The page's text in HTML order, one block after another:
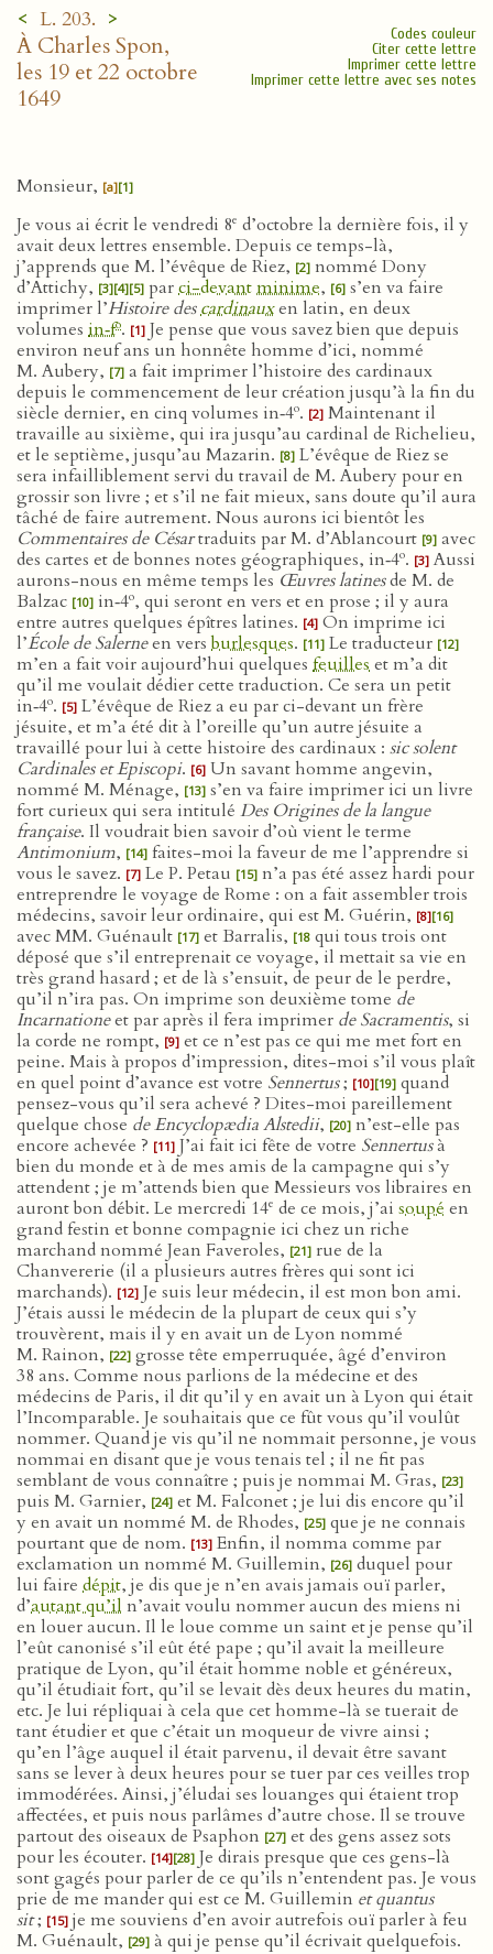
< L. 203. >
À Charles Spon,
les 19 et 22 octobre
1649
Codes couleur
Citer cette lettre
Imprimer cette lettre
Imprimer cette lettre avec ses notes
Monsieur, [a][1]
Je vous ai écrit le vendredi 8e d’octobre la dernière fois, il y
avait deux lettres ensemble. Depuis ce temps-là,
j’apprends que M. l’évêque de Riez, [2] nommé Dony
d’Attichy, [3][4][5] parci-devantminime, [6] s’en va faire
imprimer l’Histoire descardinauxen latin, en deux
volumes in‑fo. [1] Je pense que vous savez bien que depuis
environ neuf ans un honnête homme d’ici, nommé
M. Aubery, [7] a fait imprimer l’histoire des cardinaux
depuis le commencement de leur création jusqu’à la fin du
siècle dernier, en cinq volumes in‑4o. [2] Maintenant il
travaille au sixième, qui ira jusqu’au cardinal de Richelieu,
et le septième, jusqu’au Mazarin. [8] L’évêque de Riez se
sera infailliblement servi du travail de M. Aubery pour en
grossir son livre ; et s’il ne fait mieux, sans doute qu’il aura
tâché de faire autrement. Nous aurons ici bientôt les
Commentaires de Césartraduits par M. d’Ablancourt [9] avec
des cartes et de bonnes notes géographiques, in‑4o. [3] Aussi
aurons-nous en même temps les Œuvres latinesde M. de
Balzac [10] in‑4o, qui seront en vers et en prose ; il y aura
entre autres quelques épîtres latines. [4] On imprime ici
l’École de Salerneen versburlesques. [11] Le traducteur [12]
m’en a fait voir aujourd’hui quelques feuilleset m’a dit
qu’il me voulait dédier cette traduction. Ce sera un petit
in‑4o. [5] L’évêque de Riez a eu par ci-devant un frère
jésuite, et m’a été dit à l’oreille qu’un autre jésuite a
travaillé pour lui à cette histoire des cardinaux : sic solent
Cardinales et Episcopi. [6] Un savant homme angevin,
nommé M. Ménage, [13] s’en va faire imprimer ici un livre
fort curieux qui sera intitulé Des Origines de la langue
française. Il voudrait bien savoir d’où vient le terme
Antimonium, [14] faites-moi la faveur de me l’apprendre si
vous le savez. [7] Le P. Petau [15] n’a pas été assez hardi pour
entreprendre le voyage de Rome : on a fait assembler trois
médecins, savoir leur ordinaire, qui est M. Guérin, [8][16]
avec MM. Guénault [17] et Barralis, [18 qui tous trois ont
déposé que s’il entreprenait ce voyage, il mettait sa vie en
très grand hasard ; et de là s’ensuit, de peur de le perdre,
qu’il n’ira pas. On imprime son deuxième tome de
Incarnationeet par après il fera imprimer de Sacramentis, si
la corde ne rompt, [9] et ce n’est pas ce qui me met fort en
peine. Mais à propos d’impression, dites-moi s’il vous plaît
en quel point d’avance est votre Sennertus; [10][19] quand
pensez-vous qu’il sera achevé ? Dites-moi pareillement
quelque chose de Encyclopædia Alstedii, [20] n’est-elle pas
encore achevée ? [11] J’ai fait ici fête de votre Sennertusà
bien du monde et à de mes amis de la campagne qui s’y
attendent ; je m’attends bien que Messieurs vos libraires en
auront bon débit. Le mercredi 14e de ce mois, j’ai soupé en
grand festin et bonne compagnie ici chez un riche
marchand nommé Jean Faveroles, [21] rue de la
Chanvererie (il a plusieurs autres frères qui sont ici
marchands). [12] Je suis leur médecin, il est mon bon ami.
J’étais aussi le médecin de la plupart de ceux qui s’y
trouvèrent, mais il y en avait un de Lyon nommé
M. Rainon, [22] grosse tête emperruquée, âgé d’environ
38 ans. Comme nous parlions de la médecine et des
médecins de Paris, il dit qu’il y en avait un à Lyon qui était
l’Incomparable. Je souhaitais que ce fût vous qu’il voulût
nommer. Quand je vis qu’il ne nommait personne, je vous
nommai en disant que je vous tenais tel ; il ne fit pas
semblant de vous connaître ; puis je nommai M. Gras, [23]
puis M. Garnier, [24] et M. Falconet ; je lui dis encore qu’il
y en avait un nommé M. de Rhodes, [25] que je ne connais
pourtant que de nom. [13] Enfin, il nomma comme par
exclamation un nommé M. Guillemin, [26] duquel pour
lui faire dépit, je dis que je n’en avais jamais ouï parler,
d’autant qu’il n’avait voulu nommer aucun des miens ni
en louer aucun. Il le loue comme un saint et je pense qu’il
l’eût canonisé s’il eût été pape ; qu’il avait la meilleure
pratique de Lyon, qu’il était homme noble et généreux,
qu’il étudiait fort, qu’il se levait dès deux heures du matin,
etc. Je lui répliquai à cela que cet homme-là se tuerait de
tant étudier et que c’était un moqueur de vivre ainsi ;
qu’en l’âge auquel il était parvenu, il devait être savant
sans se lever à deux heures pour se tuer par ces veilles trop
immodérées. Ainsi, j’éludai ses louanges qui étaient trop
affectées, et puis nous parlâmes d’autre chose. Il se trouve
partout des oiseaux de Psaphon [27] et des gens assez sots
pour les écouter. [14][28] Je dirais presque que ces gens-là
sont gagés pour parler de ce qu’ils n’entendent pas. Je vous
prie de me mander qui est ce M. Guillemin et quantus
sit; [15] je me souviens d’en avoir autrefois ouï parler à feu
M. Guénault, [29] à qui je pense qu’il écrivait quelquefois.